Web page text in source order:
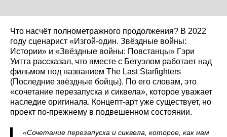
Что насчёт полнометражного продолжения? В 2022
году сценарист «Изгой‑один. Звёздные войны:
Истории» и «Звёздные войны: Повстанцы» Гэри
Уитта рассказал, что вместе с Бетуэлом работает над
фильмом под названием The Last Starfighters
(Последние звёздные бойцы). По его словам, это
«сочетание перезапуска и сиквела», которое уважает
наследие оригинала. Концепт-арт уже существует, но
проект по‑прежнему в подвешенном состоянии.
«Сочетание перезапуска и сиквела, которое, как нам